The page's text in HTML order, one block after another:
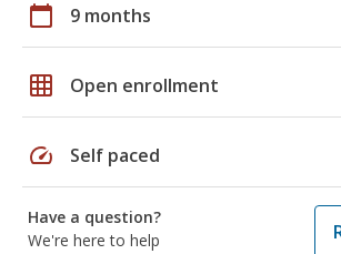
calendar_today 9 months
grid_on Open enrollment
speed Self paced
Have a question?
We're here to help